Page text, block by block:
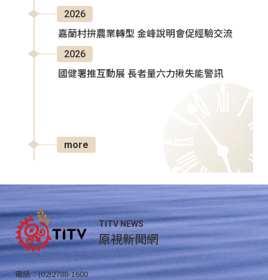
2026
嘉蘭村拚農業轉型 金峰說明會促經驗交流
2026
國健署推互動展 長者量六力揪失能警訊
more
TITV NEWS
原視新聞網
電話：(02)2788-1600